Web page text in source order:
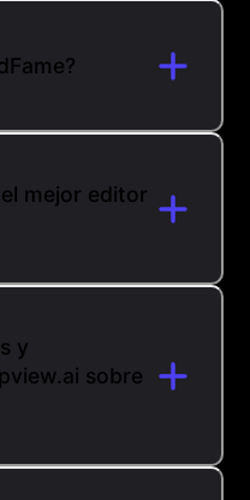
mejor editor
y
sobre